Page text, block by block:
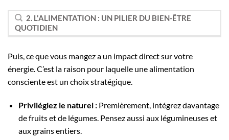
2. L'ALIMENTATION : UN PILIER DU BIEN-ÊTRE
QUOTIDIEN
Puis, ce que vous mangez a un impact direct sur votre
énergie. C’est la raison pour laquelle une alimentation
consciente est un choix stratégique.
Privilégiez le naturel :Premièrement, intégrez davantage
de fruits et de légumes. Pensez aussi aux légumineuses et
aux grains entiers.